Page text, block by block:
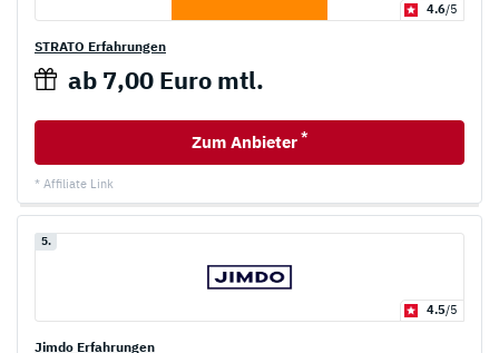
4.6/5
STRATO Erfahrungen
ab 7,00 Euro mtl.
Zum Anbieter *
* Affiliate Link
5.
4.5/5
Jimdo Erfahrungen